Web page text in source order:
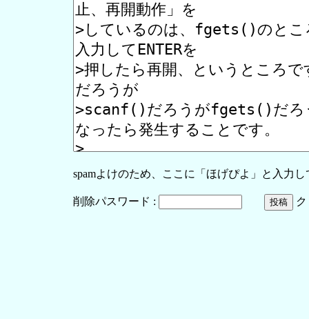
spamよけのため、ここに「ほげぴよ」と入力
削除パスワード :